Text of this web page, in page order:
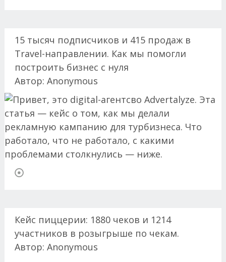
15 тысяч подписчиков и 415 продаж в
Travel-направлении. Как мы помогли
построить бизнес с нуля
Автор: Anonymous
Кейс пиццерии: 1880 чеков и 1214
участников в розыгрыше по чекам.
Автор: Anonymous